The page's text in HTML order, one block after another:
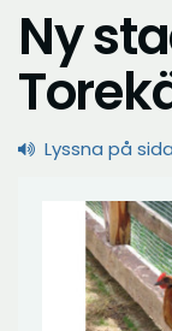
Ny
Lyssna på